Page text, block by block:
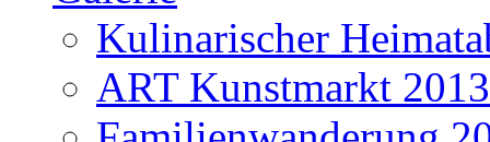
Kulinarischer
ART Kunstmarkt 2013